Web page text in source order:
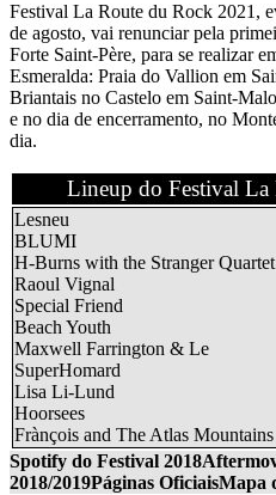
Festival La Route du Rock 2021,
de agosto, vai renunciar pela
Forte Saint-Père, para se realizar
Esmeralda: Praia do Vallion em
Briantais no Castelo em Saint-
e no dia de encerramento, no
dia.
Lineup do Festival La
Lesneu
BLUMI
H-Burns with the Stranger Quartet
Raoul Vignal
Special Friend
Beach Youth
Maxwell Farrington & Le
SuperHomard
Lisa Li-Lund
Hoorsees
Frànçois and The Atlas Mountains
Spotify do Festival 2018
2018/2019Páginas OficiaisMapa